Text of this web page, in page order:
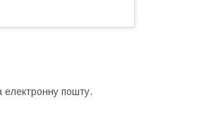
електронну пошту.